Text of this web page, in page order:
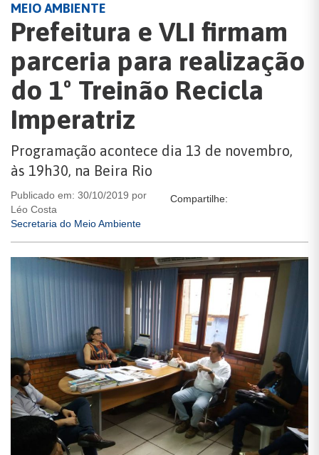
MEIO AMBIENTE
Prefeitura e VLI firmam
parceria para realização
do 1º Treinão Recicla
Imperatriz
Programação acontece dia 13 de novembro,
às 19h30, na Beira Rio
Publicado em: 30/10/2019 por
Léo Costa
Secretaria do Meio Ambiente
Compartilhe: